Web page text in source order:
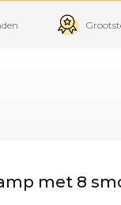
met 8